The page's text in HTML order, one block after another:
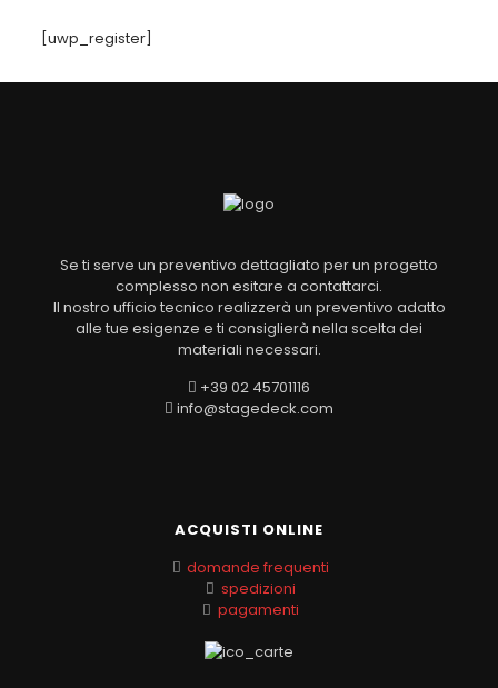
[uwp_register]
Se ti serve un preventivo dettagliato per un progetto
complesso non esitare a contattarci.
Il nostro ufficio tecnico realizzerà un preventivo adatto
alle tue esigenze e ti consiglierà nella scelta dei
materiali necessari.
+39 02 45701116
info@stagedeck.com
ACQUISTI ONLINE
domande frequenti
spedizioni
pagamenti